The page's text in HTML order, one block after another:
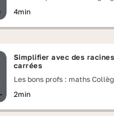
4min
Simplifier avec des racines
carrées
Les bons profs : maths
2min